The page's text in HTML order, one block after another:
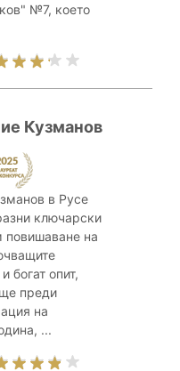
№7, което
Кузманов
в Русе
ключарски
повишаване на
богат опит,
преди
на
...